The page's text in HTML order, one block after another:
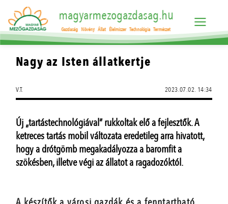
magyarmezogazdasag.hu
Gazdaság Növény Állat Élelmiszer Technológia Természet
Nagy az Isten állatkertje
V.T. 2023.07.02. 14:34
Új „tartástechnológiával” rukkoltak elő a fejlesztők. A
ketreces tartás mobil változata eredetileg arra hivatott,
hogy a drótgömb megakadályozza a baromfit a
szökésben, illetve végi az állatot a ragadozóktól.